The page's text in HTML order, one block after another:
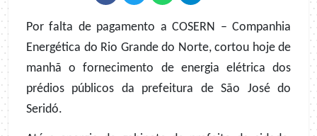
Por falta de pagamento a COSERN – Companhia
Energética do Rio Grande do Norte, cortou hoje de
manhã o fornecimento de energia elétrica dos
prédios públicos da prefeitura de São José do
Seridó.